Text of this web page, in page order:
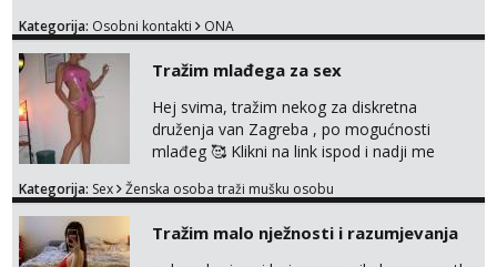
Kategorija: Osobni kontakti ONA
Tražim mlađega za sex
Hej svima, tražim nekog za diskretna
druženja van Zagreba , po mogućnosti
mlađeg 🥰 Klikni na link ispod i nadji me
Kategorija: Sex Ženska osoba traži mušku osobu
Tražim malo nježnosti i razumjevanja